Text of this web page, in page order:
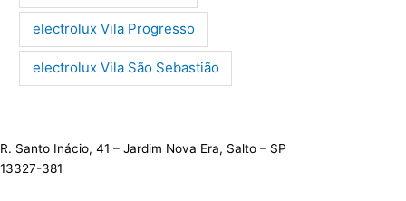
electrolux Vila Progresso
electrolux Vila São Sebastião
R. Santo Inácio, 41 – Jardim Nova Era, Salto – SP
13327-381